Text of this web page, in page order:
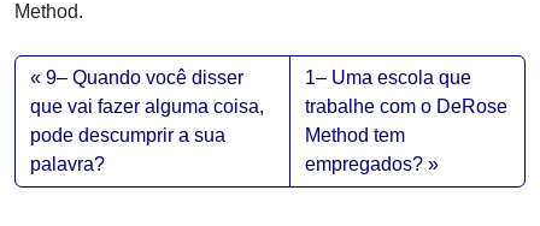
Method.
9– Quando você disser
que vai fazer alguma coisa,
pode descumprir a sua
palavra?
1– Uma escola que
trabalhe com o DeRose
Method tem
empregados?